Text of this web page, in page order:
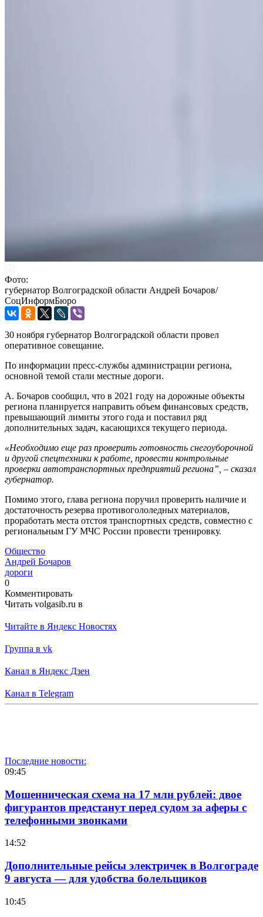
Фото:
губернатор Волгоградской области Андрей Бочаров/
СоцИнформБюро
30 ноября губернатор Волгоградской области провел
оперативное совещание.
По информации пресс-службы администрации региона,
основной темой стали местные дороги.
А. Бочаров сообщил, что в 2021 году на дорожные объекты
региона планируется направить объем финансовых средств,
превышающий лимиты этого года и поставил ряд
дополнительных задач, касающихся текущего периода.
«Необходимо еще раз проверить готовность снегоуборочной
и другой спецтехники к работе, провести контрольные
проверки автотранспортных предприятий региона”, – сказал
губернатор.
Помимо этого, глава региона поручил проверить наличие и
достаточность резерва противогололедных материалов,
проработать места отстоя транспортных средств, совместно с
региональным ГУ МЧС России провести тренировку.
Общество
Андрей Бочаров
дороги
0
Комментировать
Читать volgasib.ru в
Читайте в Яндекс Новостях
Группа в vk
Канал в Яндекс Дзен
Канал в Telegram
Последние новости:
09:45
Мошенническая схема на 17 млн рублей: двое
фигурантов предстанут перед судом за аферы с
телефонными звонками
14:52
Дополнительные рейсы электричек в Волгограде
9 августа — для удобства болельщиков
10:45